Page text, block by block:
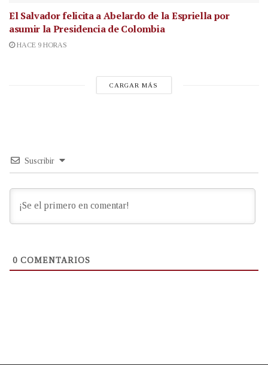
El Salvador felicita a Abelardo de la Espriella por
asumir la Presidencia de Colombia
HACE 9 HORAS
CARGAR MÁS
Suscribir
0 COMENTARIOS